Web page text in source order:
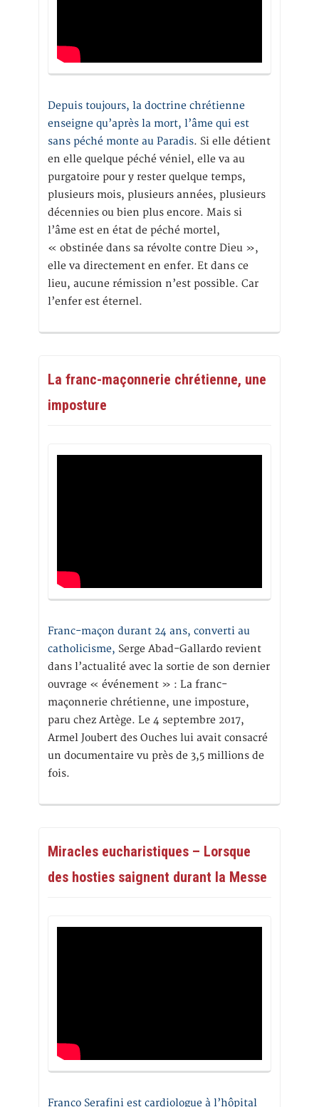
Depuis toujours, la doctrine chrétienne
enseigne qu’après la mort, l’âme qui est
sans péché monte au Paradis. Si elle détient
en elle quelque péché véniel, elle va au
purgatoire pour y rester quelque temps,
plusieurs mois, plusieurs années, plusieurs
décennies ou bien plus encore. Mais si
l’âme est en état de péché mortel,
« obstinée dans sa révolte contre Dieu »,
elle va directement en enfer. Et dans ce
lieu, aucune rémission n’est possible. Car
l’enfer est éternel.
La franc-maçonnerie chrétienne, une
imposture
Franc-maçon durant 24 ans, converti au
catholicisme, Serge Abad-Gallardo revient
dans l’actualité avec la sortie de son dernier
ouvrage « événement » : La franc-
maçonnerie chrétienne, une imposture,
paru chez Artège. Le 4 septembre 2017,
Armel Joubert des Ouches lui avait consacré
un documentaire vu près de 3,5 millions de
fois.
Miracles eucharistiques – Lorsque
des hosties saignent durant la Messe
Franco Serafini est cardiologue à l’hôpital